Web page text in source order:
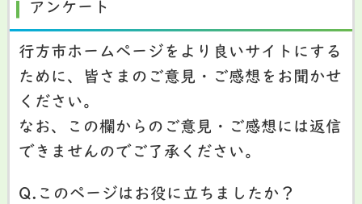
アンケート
行方市ホームページをより良いサイトにする
ために、皆さまのご意見・ご感想をお聞かせ
ください。
なお、この欄からのご意見・ご感想には返信
できませんのでご了承ください。
Q.このページはお役に立ちましたか？